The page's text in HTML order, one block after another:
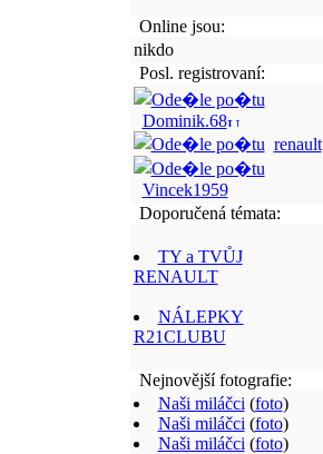
Online jsou:
nikdo
Posl. registrovaní:
Dominik.68
renault
Vincek1959
Doporučená témata:
TY a TVŮJ
RENAULT
NÁLEPKY
R21CLUBU
Nejnovější fotografie:
Naši miláčci (foto)
Naši miláčci (foto)
Naši miláčci (foto)